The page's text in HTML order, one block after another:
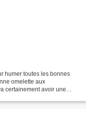
humer toutes les bonnes
omelette aux